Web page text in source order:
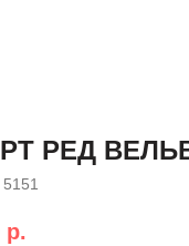
РЕД
5151
р.